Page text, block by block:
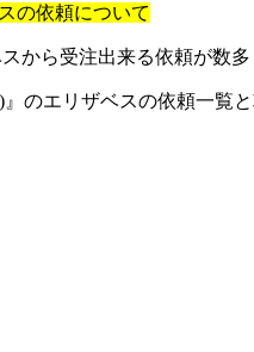
の依頼について
から受注出来る依頼が数多
のエリザベスの依頼一覧